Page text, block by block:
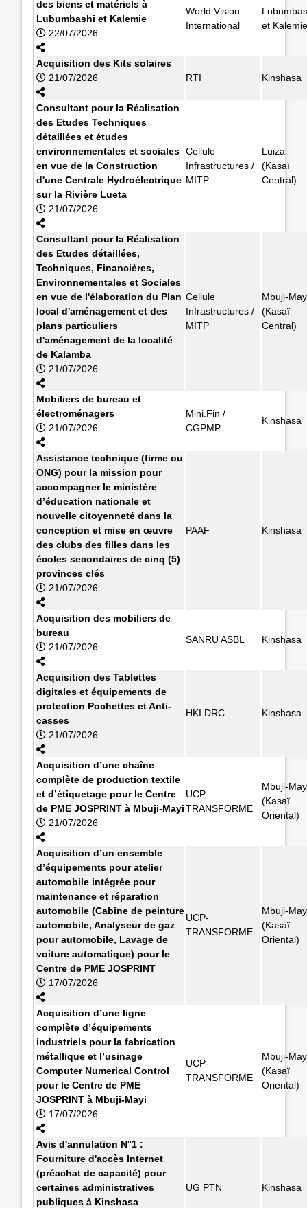
des biens et matériels à
Lubumbashi et Kalemie
22/07/2026
World Vision
International
et Kalemie
Acquisition des Kits solaires
21/07/2026
RTI Kinshasa
Consultant pour la Réalisation
des Etudes Techniques
détaillées et études
environnementales et sociales
en vue de la Construction
d'une Centrale Hydroélectrique
sur la Rivière Lueta
21/07/2026
Cellule
Infrastructures /
MITP
Luiza
(Kasaï
Central)
Consultant pour la Réalisation
des Etudes détaillées,
Techniques, Financières,
Environnementales et Sociales
en vue de l'élaboration du Plan
local d'aménagement et des
plans particuliers
d'aménagement de la localité
de Kalamba
21/07/2026
Cellule
Infrastructures /
MITP
Mbuji-
(Kasaï
Central)
Mobiliers de bureau et
électroménagers
21/07/2026
Mini.Fin /
CGPMP
Kinshasa
Assistance technique (firme ou
ONG) pour la mission pour
accompagner le ministère
d’éducation nationale et
nouvelle citoyenneté dans la
conception et mise en œuvre
des clubs des filles dans les
écoles secondaires de cinq (5)
provinces clés
21/07/2026
PAAF Kinshasa
Acquisition des mobiliers de
bureau
21/07/2026
SANRU ASBL Kinshasa
Acquisition des Tablettes
digitales et équipements de
protection Pochettes et Anti-
casses
21/07/2026
HKI DRC Kinshasa
Acquisition d’une chaîne
complète de production textile
et d’étiquetage pour le Centre
de PME JOSPRINT à Mbuji-Mayi
21/07/2026
UCP-
TRANSFORME
Mbuji-
(Kasaï
Oriental)
Acquisition d’un ensemble
d’équipements pour atelier
automobile intégrée pour
maintenance et réparation
automobile (Cabine de peinture
automobile, Analyseur de gaz
pour automobile, Lavage de
voiture automatique) pour le
Centre de PME JOSPRINT
17/07/2026
UCP-
TRANSFORME
Mbuji-
(Kasaï
Oriental)
Acquisition d’une ligne
complète d’équipements
industriels pour la fabrication
métallique et l’usinage
Computer Numerical Control
pour le Centre de PME
JOSPRINT à Mbuji-Mayi
17/07/2026
UCP-
TRANSFORME
Mbuji-
(Kasaï
Oriental)
Avis d'annulation N°1 :
Fourniture d'accès Internet
(préachat de capacité) pour
certaines administratives
publiques à Kinshasa
UG PTN Kinshasa